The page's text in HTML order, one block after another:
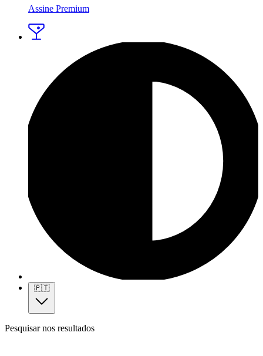
Assine Premium
🇵🇹
Pesquisar nos resultados